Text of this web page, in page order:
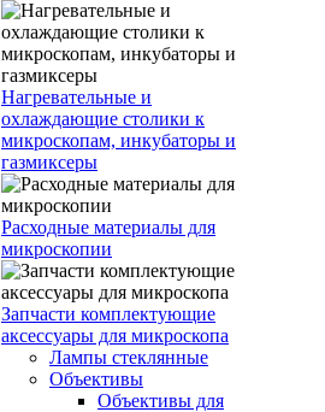
Нагревательные и
охлаждающие столики к
микроскопам, инкубаторы и
газмиксеры
Расходные материалы для
микроскопии
Запчасти комплектующие
аксессуары для микроскопа
Лампы стеклянные
Объективы
Объективы для